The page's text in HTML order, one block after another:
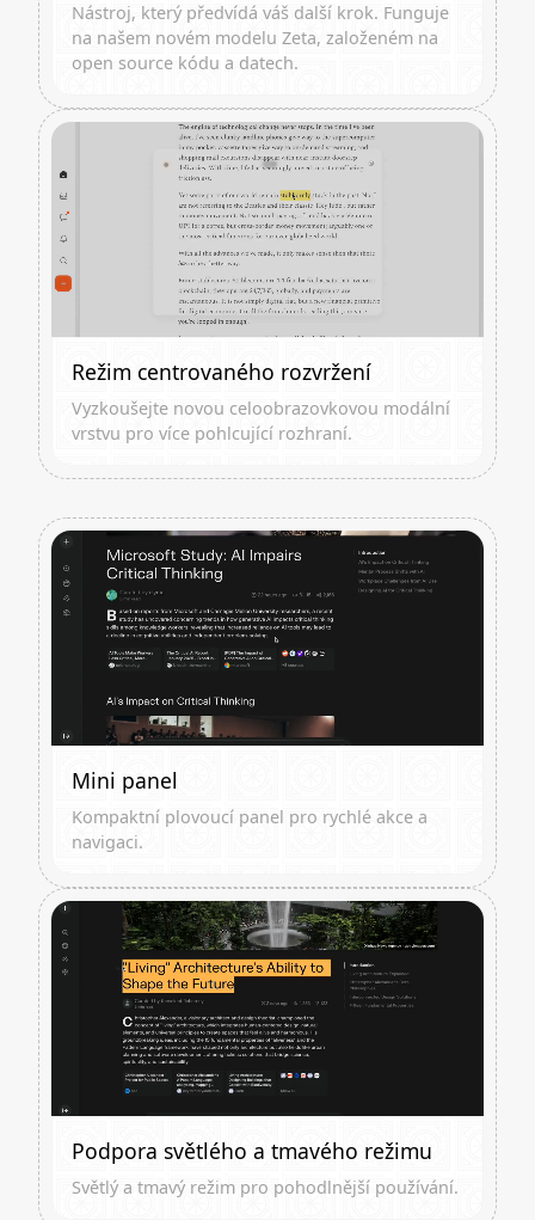
Nástroj, který předvídá váš další krok. Funguje
na našem novém modelu Zeta, založeném na
open source kódu a datech.
Režim centrovaného rozvržení
Vyzkoušejte novou celoobrazovkovou modální
vrstvu pro více pohlcující rozhraní.
Mini panel
Kompaktní plovoucí panel pro rychlé akce a
navigaci.
Podpora světlého a tmavého režimu
Světlý a tmavý režim pro pohodlnější používání.